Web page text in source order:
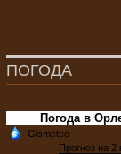
ПОГОДА
Погода в